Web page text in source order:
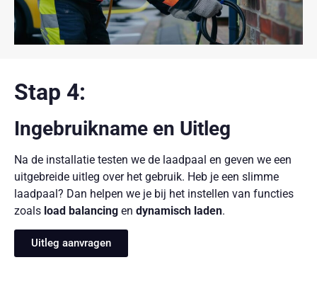
Stap 4:
Ingebruikname en Uitleg
Na de installatie testen we de laadpaal en geven we een
uitgebreide uitleg over het gebruik. Heb je een slimme
laadpaal? Dan helpen we je bij het instellen van functies
zoals load balancing en dynamisch laden.
Uitleg aanvragen